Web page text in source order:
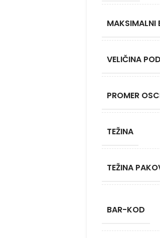
MAKSIMALNI
VELIČINA
PROMER
TEŽINA
TEŽINA
BAR-KOD